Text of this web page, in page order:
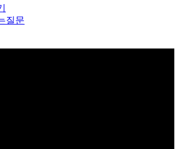
질문